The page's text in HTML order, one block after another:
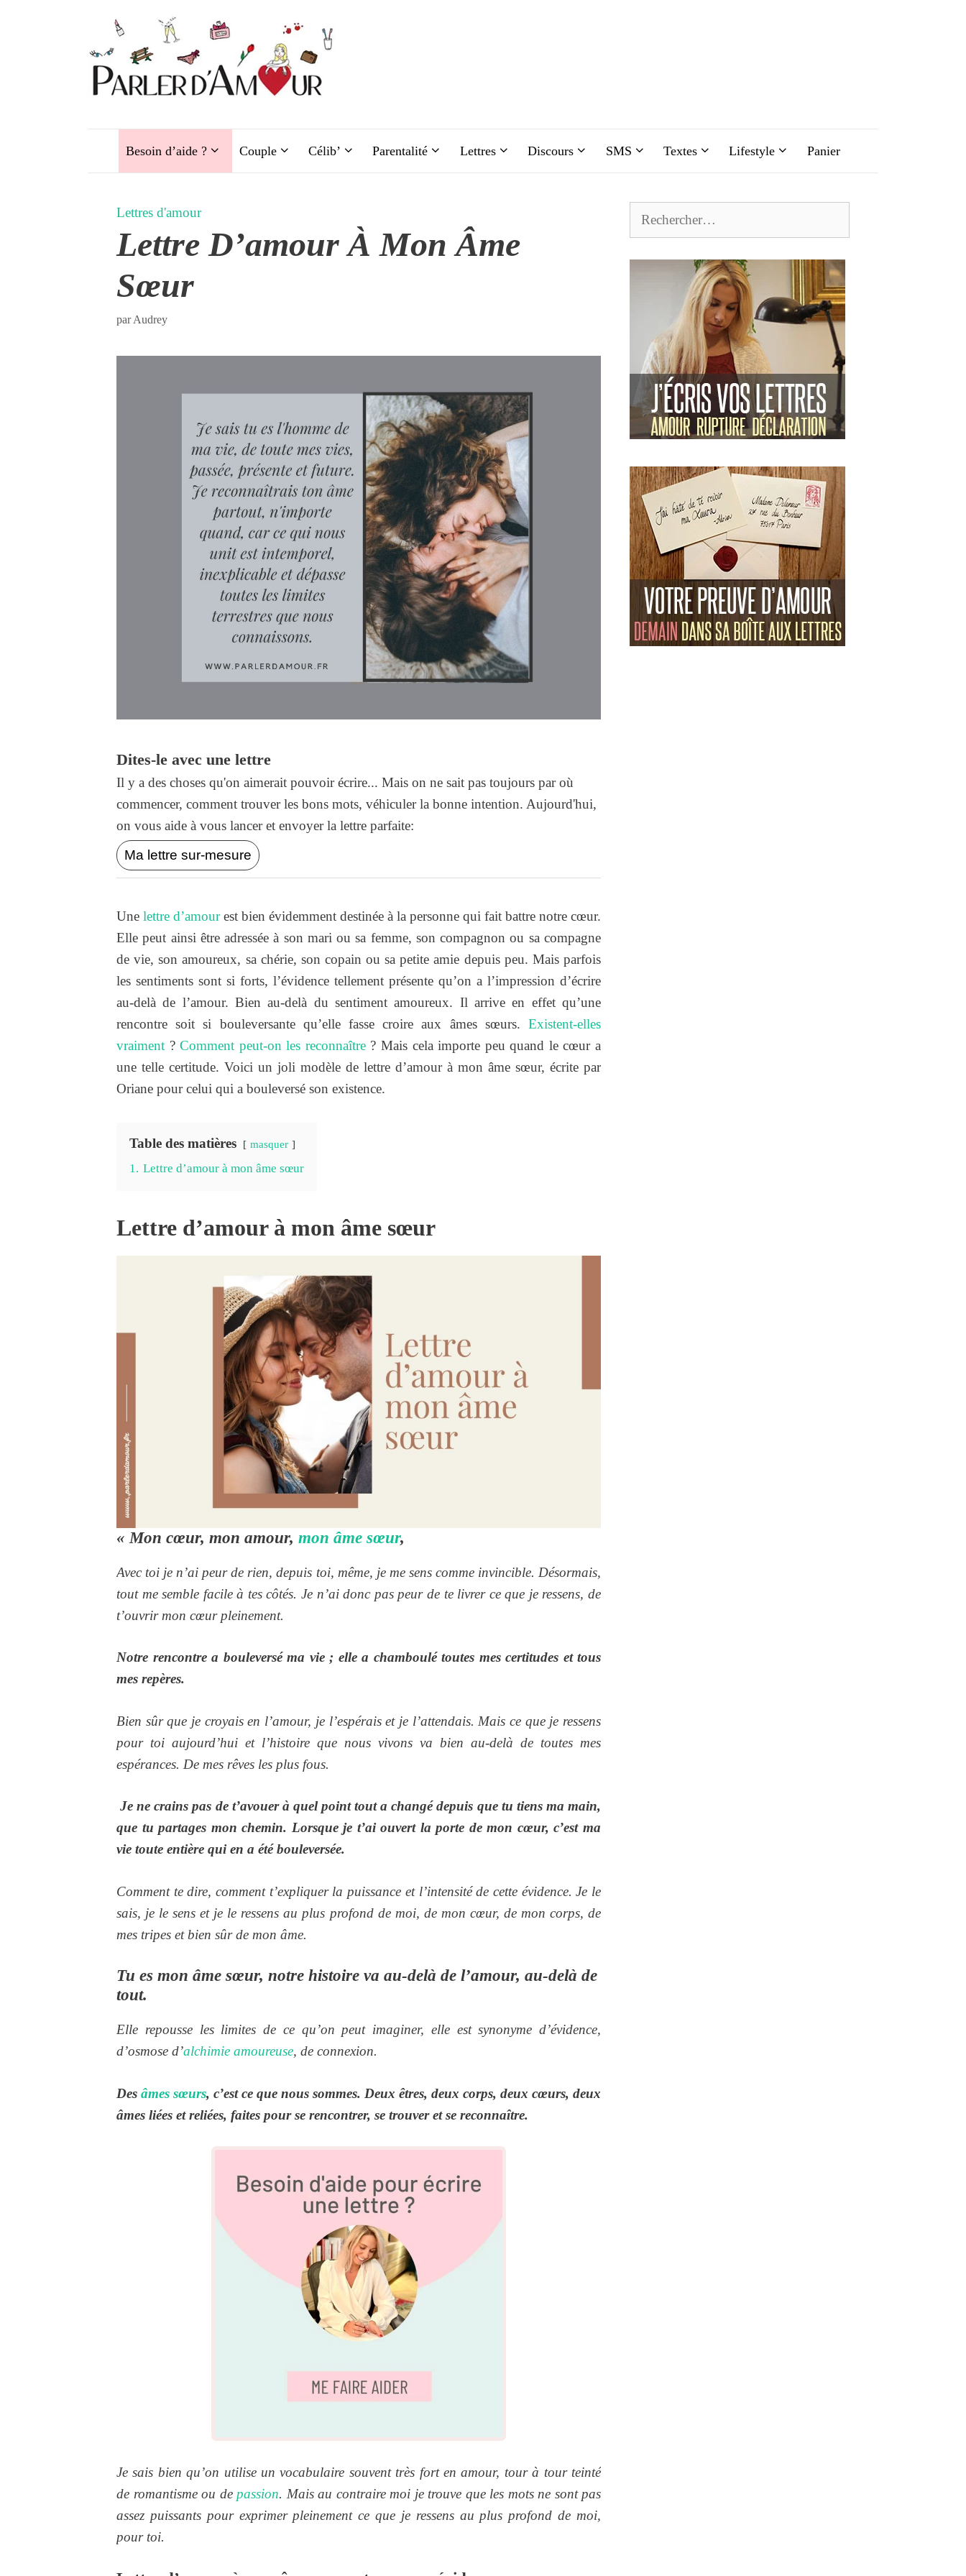
Besoin d’aide ? Couple Célib’ Parentalité Lettres Discours SMS Textes Lifestyle Panier
Lettres d'amour
Lettre D’amour À Mon Âme
Sœur
parAudrey
Dites-le avec une lettre
Il y a des choses qu'on aimerait pouvoir écrire... Mais on ne sait pas toujours par où
commencer, comment trouver les bons mots, véhiculer la bonne intention. Aujourd'hui,
on vous aide à vous lancer et envoyer la lettre parfaite:
Ma lettre sur-mesure
Une lettre d’amourest bien évidemment destinée à la personne qui fait battre notre cœur.
Elle peut ainsi être adressée à son mari ou sa femme, son compagnon ou sa compagne
de vie, son amoureux, sa chérie, son copain ou sa petite amie depuis peu. Mais parfois
les sentiments sont si forts, l’évidence tellement présente qu’on a l’impression d’écrire
au-delà de l’amour. Bien au-delà du sentiment amoureux. Il arrive en effet qu’une
rencontre soit si bouleversante qu’elle fasse croire aux âmes sœurs. Existent-elles
vraiment ?Comment peut-on les reconnaître? Mais cela importe peu quand le cœur a
une telle certitude. Voici un joli modèle de lettre d’amour à mon âme sœur, écrite par
Oriane pour celui qui a bouleversé son existence.
Table des matières masquer
1. Lettre d’amour à mon âme sœur
Lettre d’amour à mon âme sœur
« Mon cœur, mon amour, mon âme sœur,
Avec toi je n’ai peur de rien, depuis toi, même, je me sens comme invincible. Désormais,
tout me semble facile à tes côtés. Je n’ai donc pas peur de te livrer ce que je ressens, de
t’ouvrir mon cœur pleinement.
Notre rencontre a bouleversé ma vie ; elle a chamboulé toutes mes certitudes et tous
mes repères.
Bien sûr que je croyais en l’amour, je l’espérais et je l’attendais. Mais ce que je ressens
pour toi aujourd’hui et l’histoire que nous vivons va bien au-delà de toutes mes
espérances. De mes rêves les plus fous.
Je ne crains pas de t’avouer à quel point tout a changé depuis que tu tiens ma main,
que tu partages mon chemin. Lorsque je t’ai ouvert la porte de mon cœur, c’est ma
vie toute entière qui en a été bouleversée.
Comment te dire, comment t’expliquer la puissance et l’intensité de cette évidence. Je le
sais, je le sens et je le ressens au plus profond de moi, de mon cœur, de mon corps, de
mes tripes et bien sûr de mon âme.
Tu es mon âme sœur, notre histoire va au-delà de l’amour, au-delà de
tout.
Elle repousse les limites de ce qu’on peut imaginer, elle est synonyme d’évidence,
d’osmose d’alchimie amoureuse, de connexion.
Des âmes sœurs, c’est ce que nous sommes. Deux êtres, deux corps, deux cœurs, deux
âmes liées et reliées, faites pour se rencontrer, se trouver et se reconnaître.
Je sais bien qu’on utilise un vocabulaire souvent très fort en amour, tour à tour teinté
de romantisme ou de passion. Mais au contraire moi je trouve que les mots ne sont pas
assez puissants pour exprimer pleinement ce que je ressens au plus profond de moi,
pour toi.